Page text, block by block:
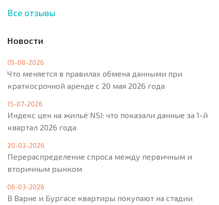
Все отзывы
Новости
05-08-2026
Что меняется в правилах обмена данными при
краткосрочной аренде с 20 мая 2026 года
15-07-2026
Индекс цен на жильё NSI: что показали данные за 1-й
квартал 2026 года
20-03-2026
Перераспределение спроса между первичным и
вторичным рынком
06-03-2026
В Варне и Бургасе квартиры покупают на стадии